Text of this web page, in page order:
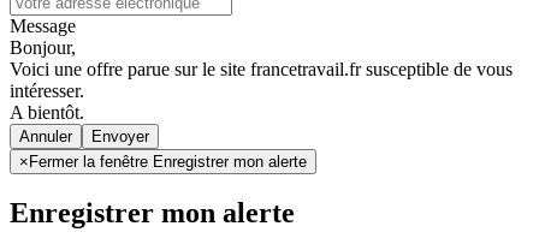
Message
Bonjour,
Voici une offre parue sur le site francetravail.fr susceptible de vous
intéresser.
A bientôt.
Annuler
×Fermer la fenêtre Enregistrer mon alerte
Enregistrer mon alerte